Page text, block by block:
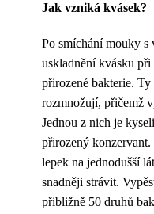
Jak vzniká kvásek?
Po smíchání mouky s
uskladnění kvásku
přirozené bakterie.
rozmnožují, přičemž
Jednou z nich je
přirozený konzervant.
lepek na jednodušší
snadněji strávit.
přibližně 50 druhů